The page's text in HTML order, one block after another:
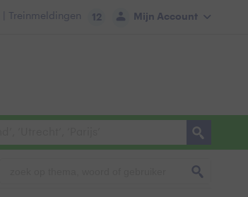
Mijn Account
| Treinmeldingen 12